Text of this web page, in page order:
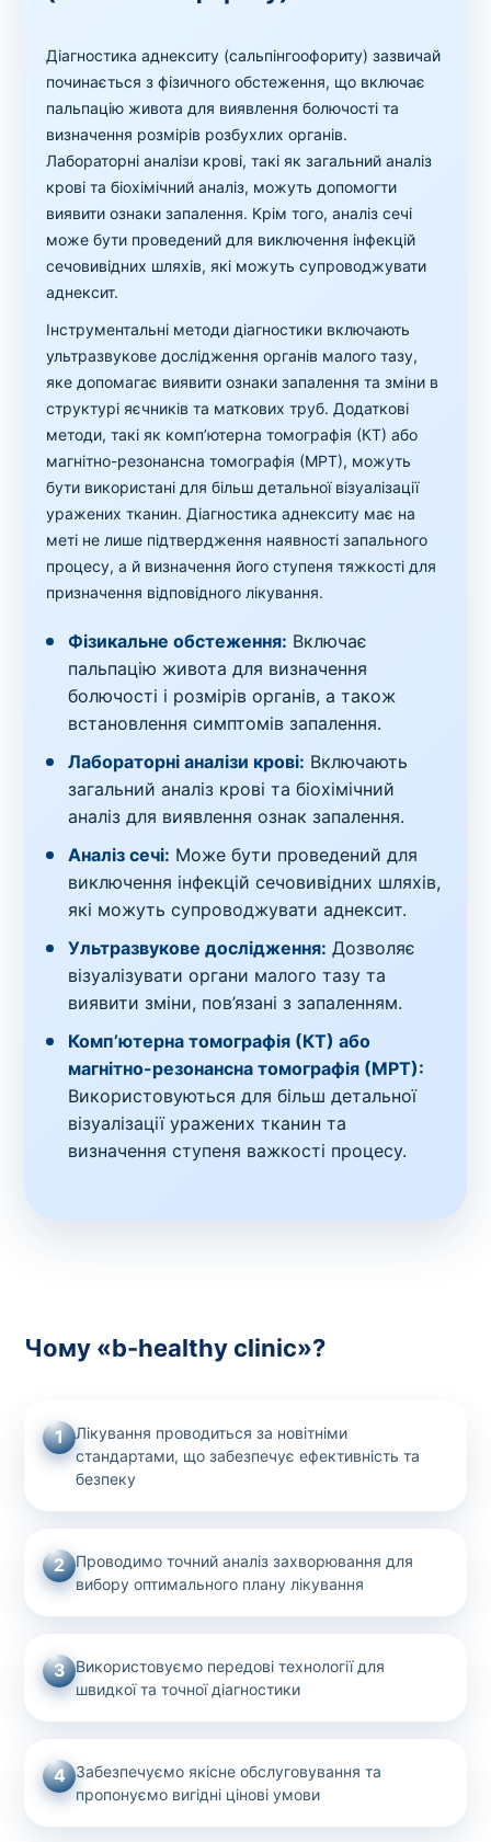
Діагностика аднекситу (сальпінгоофориту) зазвичай
починається з фізичного обстеження, що включає
пальпацію живота для виявлення болючості та
визначення розмірів розбухлих органів.
Лабораторні аналізи крові, такі як загальний аналіз
крові та біохімічний аналіз, можуть допомогти
виявити ознаки запалення. Крім того, аналіз сечі
може бути проведений для виключення інфекцій
сечовивідних шляхів, які можуть супроводжувати
аднексит.
Інструментальні методи діагностики включають
ультразвукове дослідження органів малого тазу,
яке допомагає виявити ознаки запалення та зміни в
структурі яєчників та маткових труб. Додаткові
методи, такі як комп’ютерна томографія (КТ) або
магнітно-резонансна томографія (МРТ), можуть
бути використані для більш детальної візуалізації
уражених тканин. Діагностика аднекситу має на
меті не лише підтвердження наявності запального
процесу, а й визначення його ступеня тяжкості для
призначення відповідного лікування.
Фізикальне обстеження: Включає
пальпацію живота для визначення
болючості і розмірів органів, а також
встановлення симптомів запалення.
Лабораторні аналізи крові: Включають
загальний аналіз крові та біохімічний
аналіз для виявлення ознак запалення.
Аналіз сечі: Може бути проведений для
виключення інфекцій сечовивідних шляхів,
які можуть супроводжувати аднексит.
Ультразвукове дослідження: Дозволяє
візуалізувати органи малого тазу та
виявити зміни, пов’язані з запаленням.
Комп’ютерна томографія (КТ) або
магнітно-резонансна томографія (МРТ):
Використовуються для більш детальної
візуалізації уражених тканин та
визначення ступеня важкості процесу.
Чому «b-healthy clinic»?
1
Лікування проводиться за новітніми
стандартами, що забезпечує ефективність та
безпеку
2
Проводимо точний аналіз захворювання для
вибору оптимального плану лікування
3 Використовуємо передові технології для
швидкої та точної діагностики
4 Забезпечуємо якісне обслуговування та
пропонуємо вигідні цінові умови